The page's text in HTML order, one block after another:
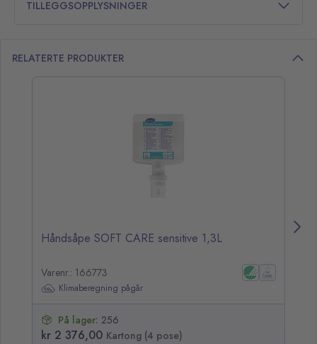
TILLEGGSOPPLYSNINGER
RELATERTE PRODUKTER
Håndsåpe SOFT CARE sensitive 1,3L
Varenr.: 166773
Klimaberegning pågår
På lager: 256
kr 2 376,00 Kartong (4 pose)